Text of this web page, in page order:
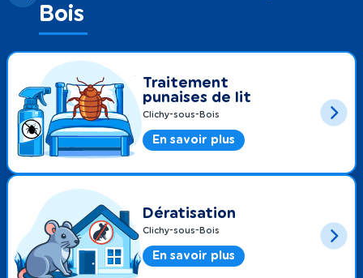
Bois
Traitement
punaises de lit
Clichy-sous-Bois
En savoir plus
Dératisation
Clichy-sous-Bois
En savoir plus